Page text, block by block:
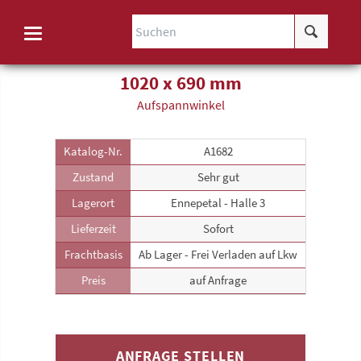
1020 x 690 mm
Aufspannwinkel
Katalog-Nr.
A1682
Zustand
Sehr gut
Lagerort
Ennepetal - Halle 3
Lieferzeit
Sofort
Frachtbasis
Ab Lager - Frei Verladen auf Lkw
Preis
auf Anfrage
ANFRAGE STELLEN